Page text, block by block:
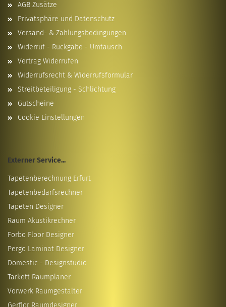
AGB Zusätze
Privatsphäre und Datenschutz
Versand- & Zahlungsbedingungen
Widerruf - Rückgabe - Umtausch
Vertrag Widerrufen
Widerrufsrecht & Widerrufsformular
Streitbeteiligung - Schlichtung
Gutscheine
Cookie Einstellungen
Externer Service...
Tapetenberechnung Erfurt
Tapetenbedarfsrechner
Tapeten Designer
Raum Akustikrechner
Forbo Floor Designer
Pergo Laminat Designer
Domestic - Designstudio
Tarkett Raumplaner
Vorwerk Raumgestalter
Gerflor Raumdesigner